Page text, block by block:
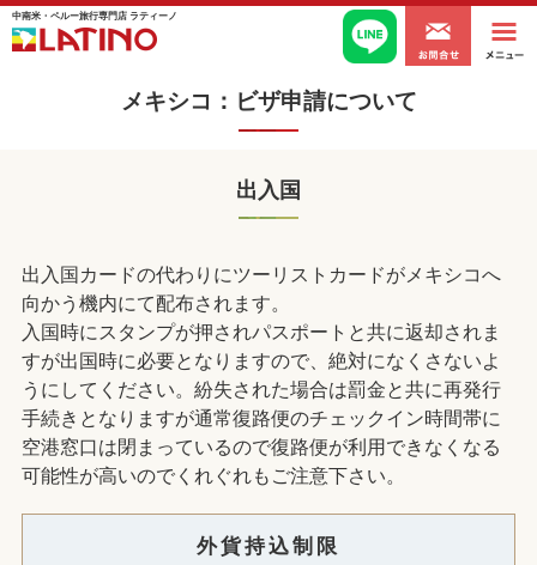
中南米・ペルー旅行専門店 ラティーノ
メキシコ：ビザ申請について
出入国
出入国カードの代わりにツーリストカードがメキシコへ
向かう機内にて配布されます。
入国時にスタンプが押されパスポートと共に返却されま
すが出国時に必要となりますので、絶対になくさないよ
うにしてください。紛失された場合は罰金と共に再発行
手続きとなりますが通常復路便のチェックイン時間帯に
空港窓口は閉まっているので復路便が利用できなくなる
可能性が高いのでくれぐれもご注意下さい。
外貨持込制限